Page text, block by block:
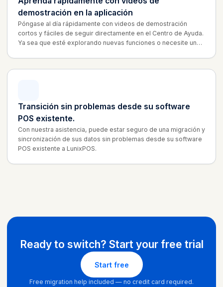
demostración en la aplicación
Póngase al día rápidamente con videos de demostración
cortos y fáciles de seguir directamente en el Centro de Ayuda.
Ya sea que esté explorando nuevas funciones o necesite un
plataforma.
Transición sin problemas desde su software
POS existente.
Con nuestra asistencia, puede estar seguro de una migración y
sincronización de sus datos sin problemas desde su software
POS existente a LunixPOS.
Ready to switch? Start your free trial
Start free
Free migration help included — no credit card required.